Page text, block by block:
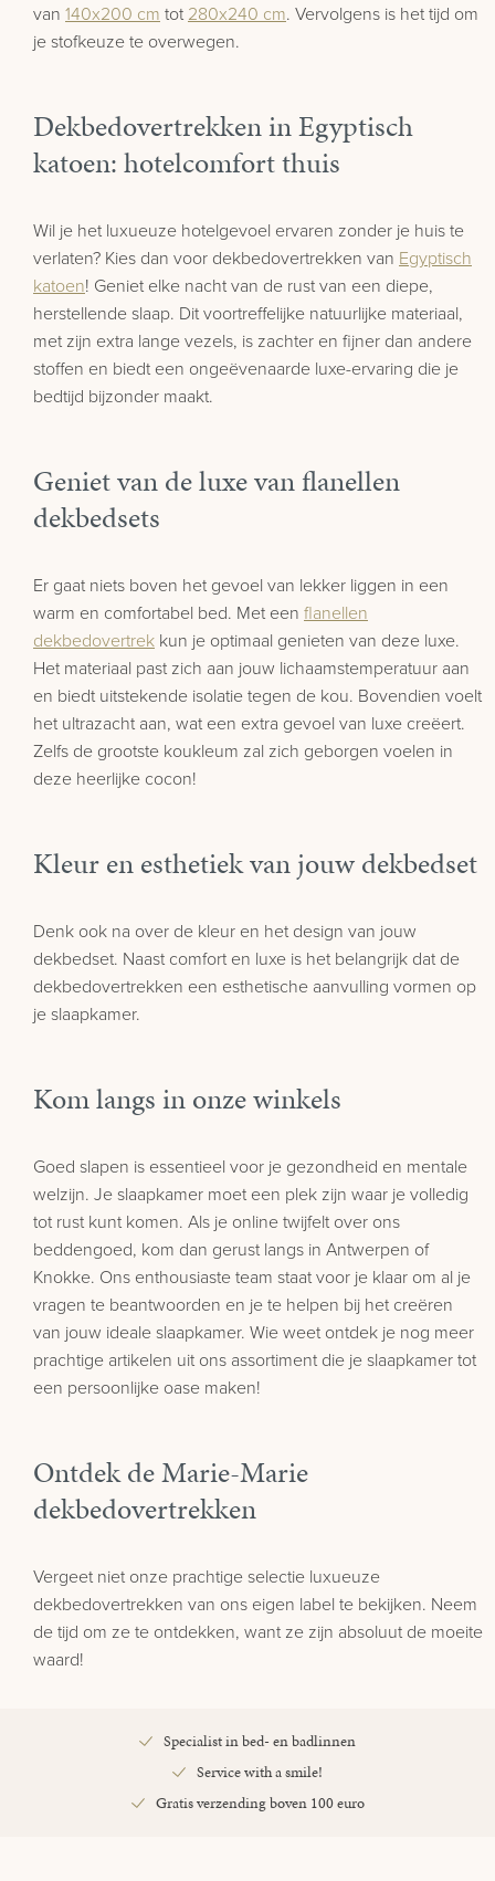
van 140x200 cm tot 280x240 cm. Vervolgens is het tijd om
je stofkeuze te overwegen.
Dekbedovertrekken in Egyptisch
katoen: hotelcomfort thuis
Wil je het luxueuze hotelgevoel ervaren zonder je huis te
verlaten? Kies dan voor dekbedovertrekken van Egyptisch
katoen! Geniet elke nacht van de rust van een diepe,
herstellende slaap. Dit voortreffelijke natuurlijke materiaal,
met zijn extra lange vezels, is zachter en fijner dan andere
stoffen en biedt een ongeëvenaarde luxe-ervaring die je
bedtijd bijzonder maakt.
Geniet van de luxe van flanellen
dekbedsets
Er gaat niets boven het gevoel van lekker liggen in een
warm en comfortabel bed. Met een flanellen
dekbedovertrek kun je optimaal genieten van deze luxe.
Het materiaal past zich aan jouw lichaamstemperatuur aan
en biedt uitstekende isolatie tegen de kou. Bovendien voelt
het ultrazacht aan, wat een extra gevoel van luxe creëert.
Zelfs de grootste koukleum zal zich geborgen voelen in
deze heerlijke cocon!
Kleur en esthetiek van jouw dekbedset
Denk ook na over de kleur en het design van jouw
dekbedset. Naast comfort en luxe is het belangrijk dat de
dekbedovertrekken een esthetische aanvulling vormen op
je slaapkamer.
Kom langs in onze winkels
Goed slapen is essentieel voor je gezondheid en mentale
welzijn. Je slaapkamer moet een plek zijn waar je volledig
tot rust kunt komen. Als je online twijfelt over ons
beddengoed, kom dan gerust langs in Antwerpen of
Knokke. Ons enthousiaste team staat voor je klaar om al je
vragen te beantwoorden en je te helpen bij het creëren
van jouw ideale slaapkamer. Wie weet ontdek je nog meer
prachtige artikelen uit ons assortiment die je slaapkamer tot
een persoonlijke oase maken!
Ontdek de Marie-Marie
dekbedovertrekken
Vergeet niet onze prachtige selectie luxueuze
dekbedovertrekken van ons eigen label te bekijken. Neem
de tijd om ze te ontdekken, want ze zijn absoluut de moeite
waard!
Specialist in bed- en badlinnen
Service with a smile!
Gratis verzending boven 100 euro